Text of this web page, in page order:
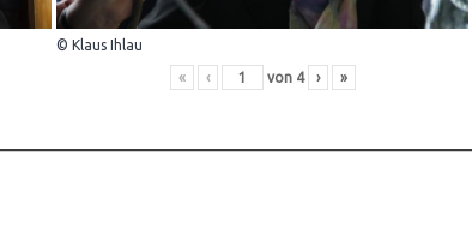
© Klaus Ihlau
« ‹ von 4 › »